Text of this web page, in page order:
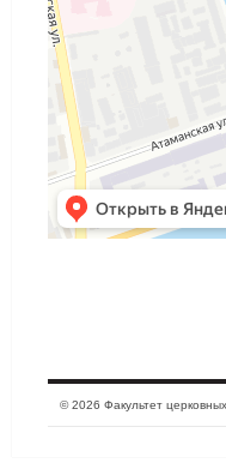
© 2026 Факультет